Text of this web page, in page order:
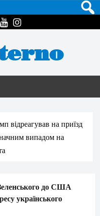
відреагував на приїзд
випадом на
до США
українського